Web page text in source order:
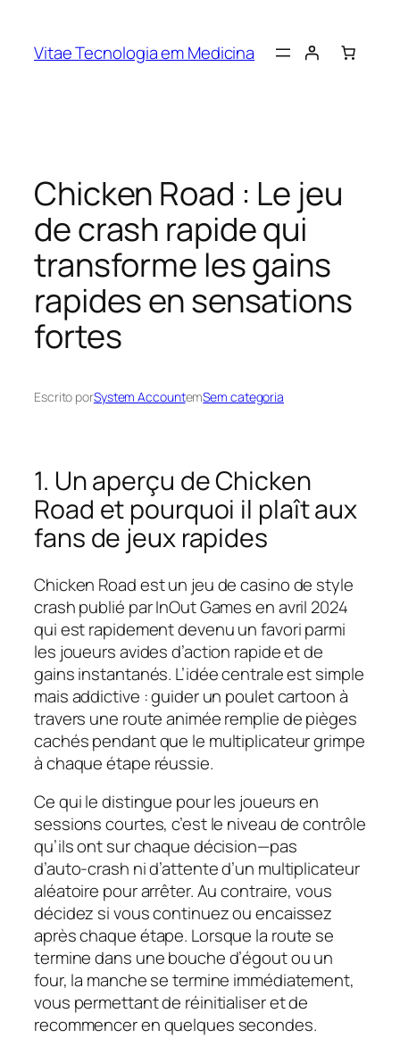
Vitae Tecnologia em Medicina
Chicken Road : Le jeu
de crash rapide qui
transforme les gains
rapides en sensations
fortes
Escrito porSystem AccountemSem categoria
1. Un aperçu de Chicken
Road et pourquoi il plaît aux
fans de jeux rapides
Chicken Road est un jeu de casino de style
crash publié par InOut Games en avril 2024
qui est rapidement devenu un favori parmi
les joueurs avides d’action rapide et de
gains instantanés. L’idée centrale est simple
mais addictive : guider un poulet cartoon à
travers une route animée remplie de pièges
cachés pendant que le multiplicateur grimpe
à chaque étape réussie.
Ce qui le distingue pour les joueurs en
sessions courtes, c’est le niveau de contrôle
qu’ils ont sur chaque décision—pas
d’auto‑crash ni d’attente d’un multiplicateur
aléatoire pour arrêter. Au contraire, vous
décidez si vous continuez ou encaissez
après chaque étape. Lorsque la route se
termine dans une bouche d’égout ou un
four, la manche se termine immédiatement,
vous permettant de réinitialiser et de
recommencer en quelques secondes.